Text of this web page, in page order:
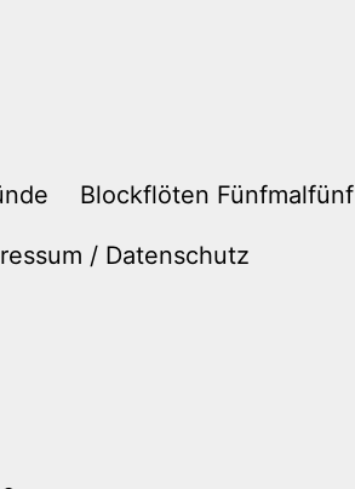
Blockflöten Fünfmalfünf
/ Datenschutz